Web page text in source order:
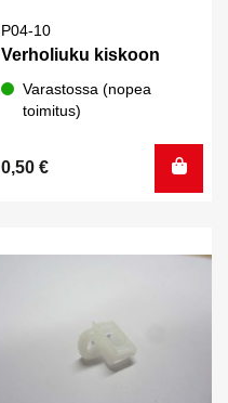
P04-10
Verholiuku kiskoon
Varastossa (nopea
toimitus)
0,50 €